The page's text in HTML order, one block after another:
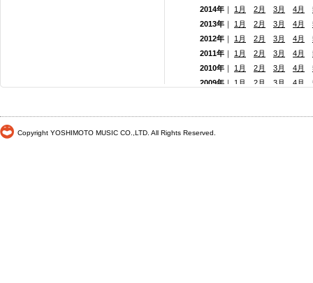
2014年 ｜ 1月 2月 3月 4月
2013年 ｜ 1月 2月 3月 4月
2012年 ｜ 1月 2月 3月 4月
2011年 ｜ 1月 2月 3月 4月
2010年 ｜ 1月 2月 3月 4月
2009年 ｜ 1月 2月 3月 4月
Copyright YOSHIMOTO MUSIC CO.,LTD. All Rights Reserved.